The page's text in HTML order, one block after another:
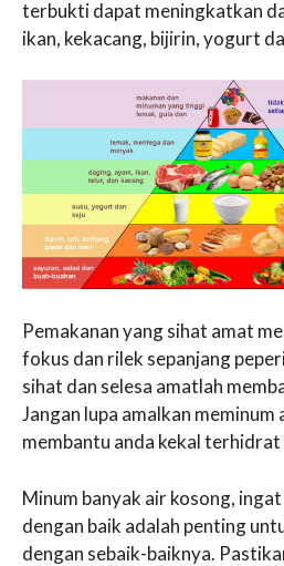
terbukti dapat meningkatkan
ikan, kekacang, bijirin, yogurt
Pemakanan yang sihat amat
fokus dan rilek sepanjang
sihat dan selesa amatlah
Jangan lupa amalkan
membantu anda kekal
Minum banyak air kosong,
dengan baik adalah penting
dengan sebaik-baiknya.